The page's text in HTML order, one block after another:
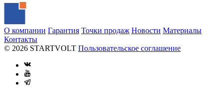
О компании Гарантия Точки продаж Новости Материалы
Контакты
© 2026 STARTVOLT Пользовательское соглашение